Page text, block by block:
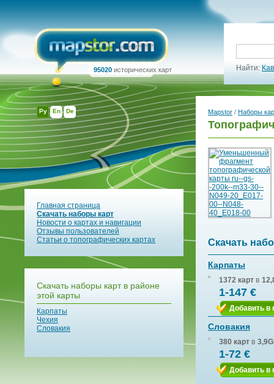
Ру En De
95020 исторических карт Найти:
Главная страница
Скачать наборы карт
Новости о картах и навигации
Отзывы пользователей
Статьи о топографических картах
Скачать наборы карт в районе
этой карты
Карпаты
Чехия
Словакия
Mapstor / Наборы
Скачать
Карпаты
1372 карт в
1-147 €
Добавить в
Словакия
380 карт в
1-72 €
Добавить в